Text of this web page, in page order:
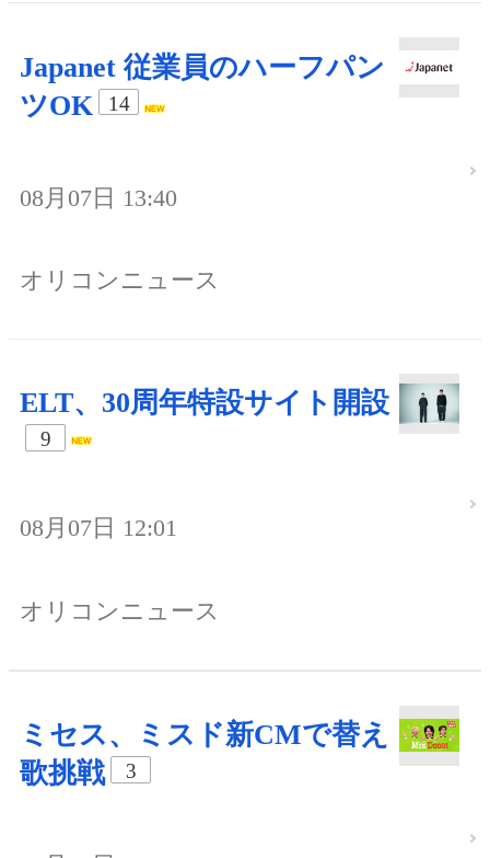
Japanet 従業員のハーフパン
ツOK
14
08月07日 13:40
オリコンニュース
ELT、30周年特設サイト開設
9
08月07日 12:01
オリコンニュース
ミセス、ミスド新CMで替え
歌挑戦
3